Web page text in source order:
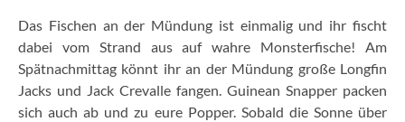
Das Fischen an der Mündung ist einmalig und ihr fischt
dabei vom Strand aus auf wahre Monsterfische! Am
Spätnachmittag könnt ihr an der Mündung große Longfin
Jacks und Jack Crevalle fangen. Guinean Snapper packen
sich auch ab und zu eure Popper. Sobald die Sonne über